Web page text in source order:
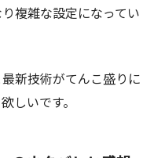
複雑な設定になってい
新技術がてんこ盛りに
しいです。